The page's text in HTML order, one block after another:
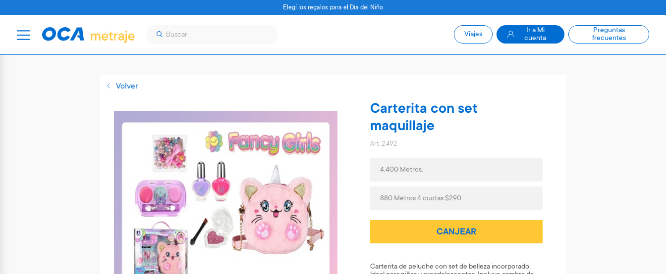
Volver
Carterita con set
maquillaje
Art. 2.492
4.400 Metros.
880 Metros 4 cuotas $290
CANJEAR
Carterita de peluche con set de belleza incorporado.
Elegí los regalos para el Día del Niño
Viajes
Ir a Mi
cuenta
Preguntas
frecuentes